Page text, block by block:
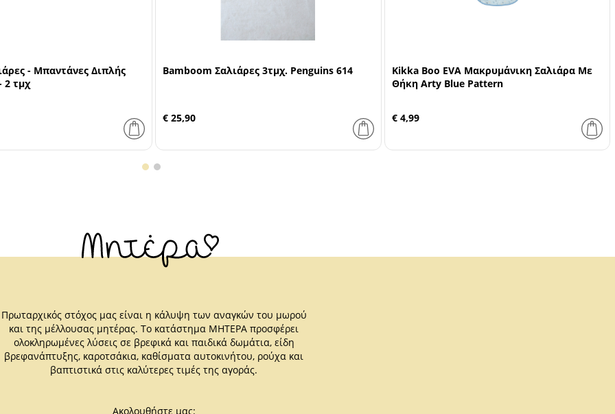
- Μπαντάνες Διπλής
τμχ
Bamboom Σαλιάρες 3τμχ. Penguins 614
€ 25,90
Kikka Boo EVA Μακρυμάνικη Σαλιάρα Με
Θήκη Arty Blue Pattern
€ 4,99
Πρωταρχικός στόχος μας είναι η κάλυψη των αναγκών του μωρού
και της μέλλουσας μητέρας. Το κατάστημα ΜΗΤΕΡΑ προσφέρει
ολοκληρωμένες λύσεις σε βρεφικά και παιδικά δωμάτια, είδη
βρεφανάπτυξης, καροτσάκια, καθίσματα αυτοκινήτου, ρούχα και
βαπτιστικά στις καλύτερες τιμές της αγοράς.
Ακολουθήστε μας: